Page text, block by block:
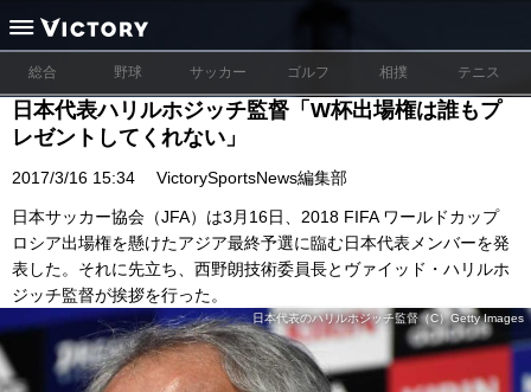
総合 野球 サッカー ゴルフ 相撲 テニス
日本代表ハリルホジッチ監督「W杯出場権は誰もプ
レゼントしてくれない」
2017/3/16 15:34 VictorySportsNews編集部
日本サッカー協会（JFA）は3月16日、2018 FIFA ワールドカップ
ロシア出場権を懸けたアジア最終予選に臨む日本代表メンバーを発
表した。それに先立ち、西野朗技術委員長とヴァイッド・ハリルホ
ジッチ監督が挨拶を行った。
日本代表のハリルホジッチ監督（C）Getty Images